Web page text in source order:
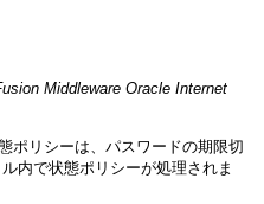
Middleware Oracle Internet
ポリシーは、パスワードの期限切
内で状態ポリシーが処理されま